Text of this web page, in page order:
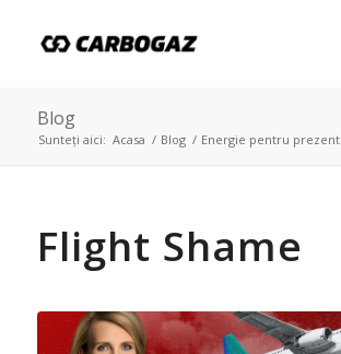
Blog
Sunteți aici: Acasa / Blog / Energie pentru prezent
Flight Shame